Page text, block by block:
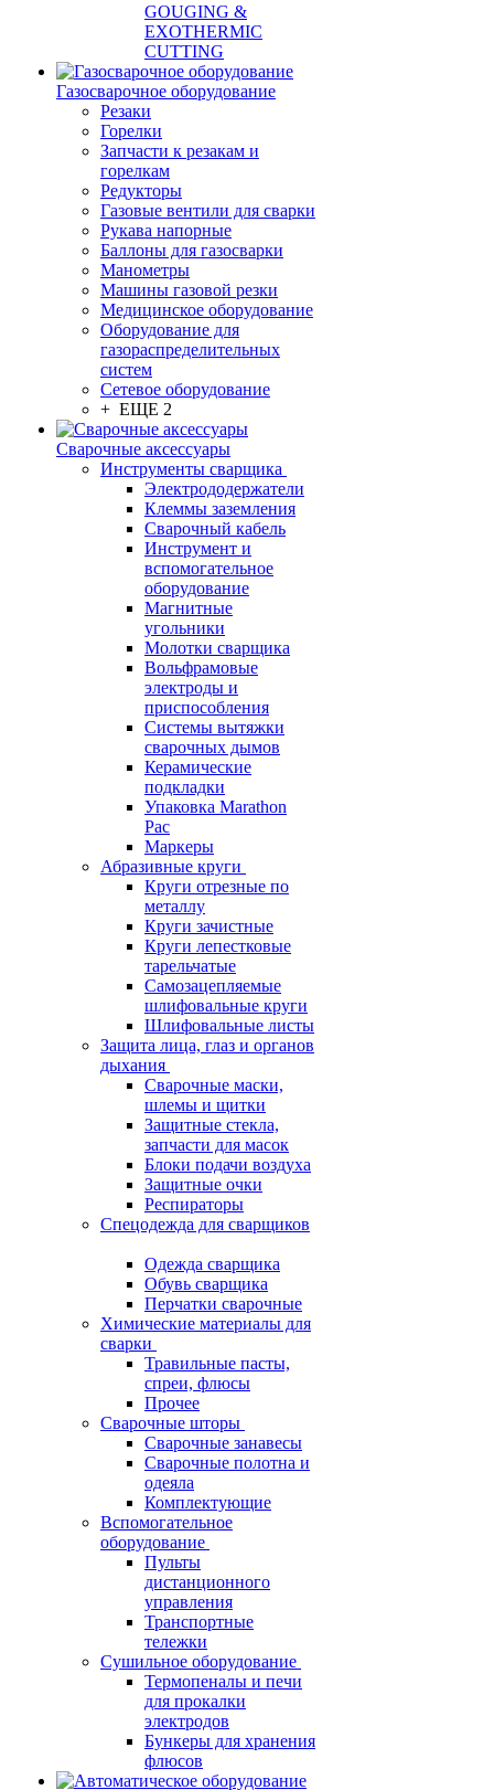
GOUGING &
EXOTHERMIC
CUTTING
Газосварочное оборудование
Резаки
Горелки
Запчасти к резакам и
горелкам
Редукторы
Газовые вентили для сварки
Рукава напорные
Баллоны для газосварки
Манометры
Машины газовой резки
Медицинское оборудование
Оборудование для
газораспределительных
систем
Сетевое оборудование
+ ЕЩЕ 2
Сварочные аксессуары
Инструменты сварщика
Электрододержатели
Клеммы заземления
Сварочный кабель
Инструмент и
вспомогательное
оборудование
Магнитные
угольники
Молотки сварщика
Вольфрамовые
электроды и
приспособления
Системы вытяжки
сварочных дымов
Керамические
подкладки
Упаковка Marathon
Pac
Маркеры
Абразивные круги
Круги отрезные по
металлу
Круги зачистные
Круги лепестковые
тарельчатые
Самозацепляемые
шлифовальные круги
Шлифовальные листы
Защита лица, глаз и органов
дыхания
Сварочные маски,
шлемы и щитки
Защитные стекла,
запчасти для масок
Блоки подачи воздуха
Защитные очки
Респираторы
Спецодежда для сварщиков
Одежда сварщика
Обувь сварщика
Перчатки сварочные
Химические материалы для
сварки
Травильные пасты,
спреи, флюсы
Прочее
Сварочные шторы
Сварочные занавесы
Сварочные полотна и
одеяла
Комплектующие
Вспомогательное
оборудование
Пульты
дистанционного
управления
Транспортные
тележки
Сушильное оборудование
Термопеналы и печи
для прокалки
электродов
Бункеры для хранения
флюсов